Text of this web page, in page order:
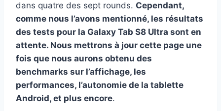
dans quatre des sept rounds. Cependant,
comme nous l’avons mentionné, les résultats
des tests pour la Galaxy Tab S8 Ultra sont en
attente. Nous mettrons à jour cette page une
fois que nous aurons obtenu des
benchmarks sur l’affichage, les
performances, l’autonomie de la tablette
Android, et plus encore.